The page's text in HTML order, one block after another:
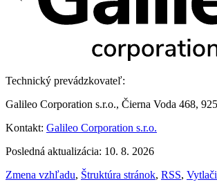
Technický prevádzkovateľ:
Galileo Corporation s.r.o., Čierna Voda 468,
Kontakt: Galileo Corporation s.r.o.
Posledná aktualizácia: 10. 8. 2026
Zmena vzhľadu, Štruktúra stránok, RSS,